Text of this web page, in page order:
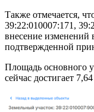
Также отмечается,
39:22:010007:171,
внесение изменений
подтвержденной
Площадь основного
сейчас достигает 7,64